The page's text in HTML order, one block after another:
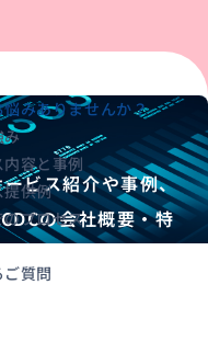
ービス紹介や事例、
の会社概要・特
わかる資料を配布
ています。
みありませんか？
み
容と事例
提供例
のプロセス
質問